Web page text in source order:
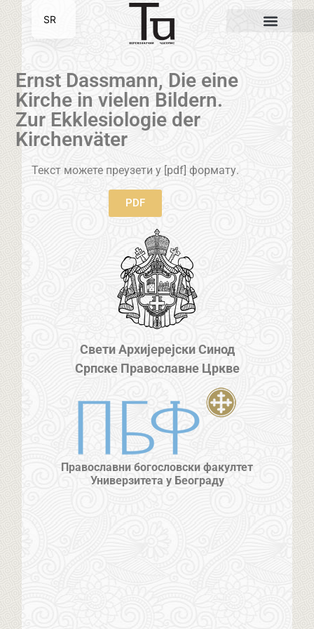
Ernst Dassmann, Die eine
Kirche in vielen Bildern.
Zur Ekklesiologie der
Kirchenväter
Текст можете преузети у [pdf] формату.
PDF
Свети Архијерејски Синод
Српске Православне Цркве
Православни богословски факултет
Универзитета у Београду
SR
EN